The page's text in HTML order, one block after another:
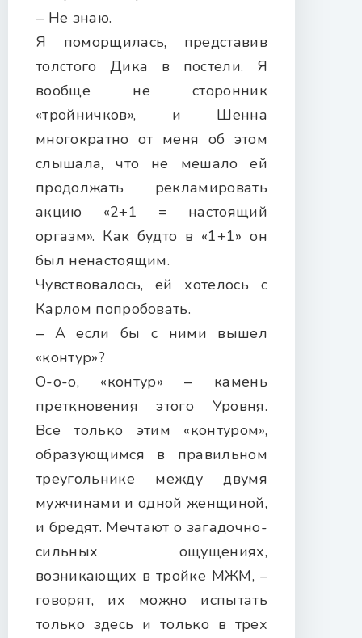
‒ Не знаю.
Я поморщилась, представив
толстого Дика в постели. Я
вообще не сторонник
«тройничков», и Шенна
многократно от меня об этом
слышала, что не мешало ей
продолжать рекламировать
акцию «2+1 = настоящий
оргазм». Как будто в «1+1» он
был ненастоящим.
Чувствовалось, ей хотелось с
Карлом попробовать.
‒ А если бы с ними вышел
«контур»?
О-о-о, «контур» ‒ камень
преткновения этого Уровня.
Все только этим «контуром»,
образующимся в правильном
треугольнике между двумя
мужчинами и одной женщиной,
и бредят. Мечтают о загадочно-
сильных ощущениях,
возникающих в тройке МЖМ, –
говорят, их можно испытать
только здесь и только в трех